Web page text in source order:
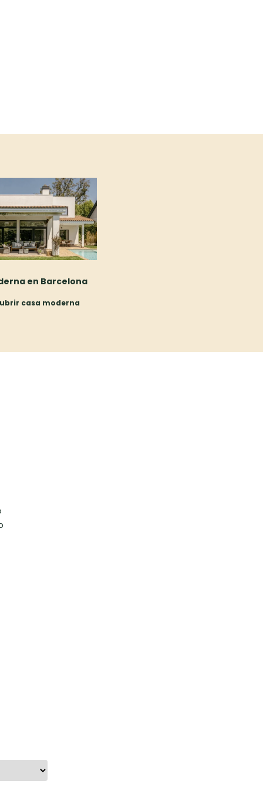
en Barcelona
casa moderna